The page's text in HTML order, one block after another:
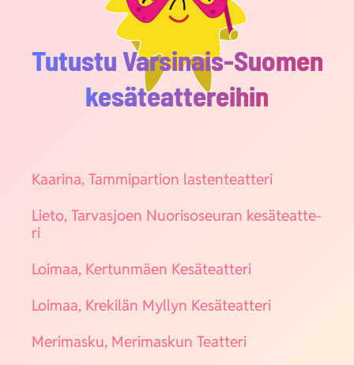
Tutustu Varsinais-Suomen
kesäteattereihin
Kaa­ri­na, Tam­mi­par­tion las­ten­teat­te­ri
Lie­to, Tar­vas­joen Nuo­ri­so­seu­ran kesä­teat­te­
ri
Loi­maa, Ker­tun­mäen Kesä­teat­te­ri
Loi­maa, Kre­ki­län Myl­lyn Kesä­teat­te­ri
Meri­mas­ku, Meri­mas­kun Teat­te­ri